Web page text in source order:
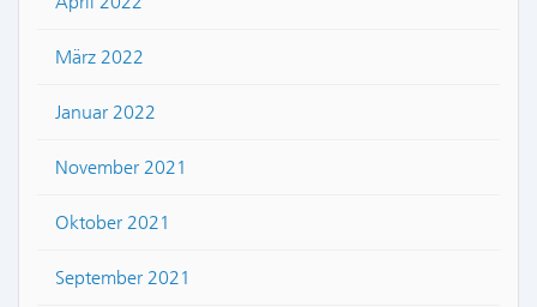
März 2022
Januar 2022
November 2021
Oktober 2021
September 2021